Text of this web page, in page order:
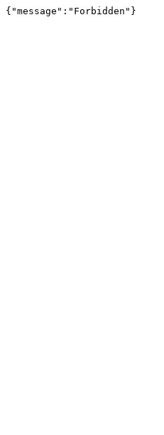
{"message":"Forbidden"}